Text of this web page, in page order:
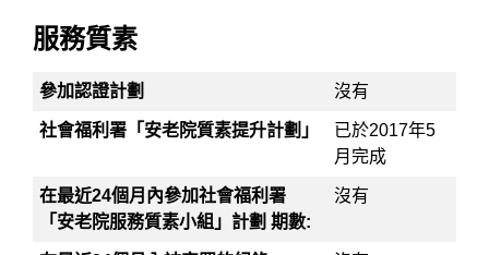
服務質素
參加認證計劃 沒有
社會福利署「安老院質素提升計劃」
已於2017年5
月完成
在最近24個月內參加社會福利署
「安老院服務質素小組」計劃 期數:
沒有